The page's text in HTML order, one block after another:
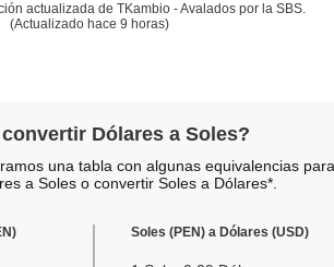
actualizada de TKambio - Avalados por la SBS.
(Actualizado hace 9 horas)
Dólares a Soles?
una tabla con algunas equivalencias para
a Soles o convertir Soles a Dólares*.
Soles (PEN) a Dólares (USD)